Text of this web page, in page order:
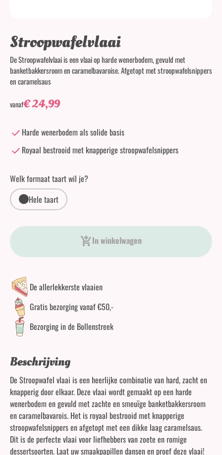
Stroopwafelvlaai
De Stroopwafelvlaai is een vlaai op harde wenerbodem, gevuld met
banketbakkersroom en caramelbavaroise. Afgetopt met stroopwafelsnippers
en caramelsaus
vanaf€24,99
Harde wenerbodem als solide basis
Royaal bestrooid met knapperige stroopwafelsnippers
Welk formaat taart wil je?
Hele taart
Stroopwafelvlaai aantal
In winkelwagen
De allerlekkerste vlaaien
Gratis bezorging vanaf €50,-
Bezorging in de Bollenstreek
Beschrijving
De Stroopwafel vlaai is een heerlijke combinatie van hard, zacht en
knapperig door elkaar. Deze vlaai wordt gemaakt op een harde
wenerbodem en gevuld met zachte en smeuïge banketbakkersroom
en caramelbavarois. Het is royaal bestrooid met knapperige
stroopwafelsnippers en afgetopt met een dikke laag caramelsaus.
Dit is de perfecte vlaai voor liefhebbers van zoete en romige
dessertsoorten. Laat uw smaakpapillen dansen en proef deze vlaai!